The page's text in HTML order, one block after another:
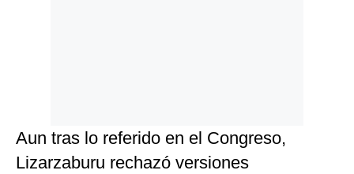
Aun tras lo referido en el Congreso,
Lizarzaburu rechazó versiones